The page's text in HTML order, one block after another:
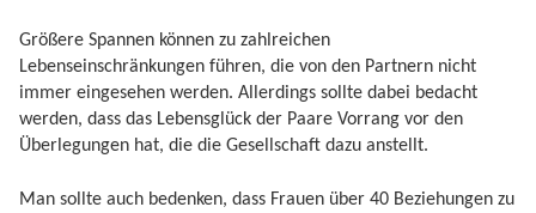
Größere Spannen können zu zahlreichen
Lebenseinschränkungen führen, die von den Partnern nicht
immer eingesehen werden. Allerdings sollte dabei bedacht
werden, dass das Lebensglück der Paare Vorrang vor den
Überlegungen hat, die die Gesellschaft dazu anstellt.
Man sollte auch bedenken, dass Frauen über 40 Beziehungen zu